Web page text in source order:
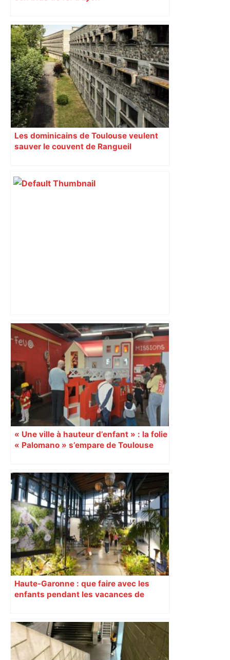
Les dominicains de Toulouse veulent
sauver le couvent de Rangueil
Au cœur du quotidien d'une infirmière
du CHU de Toulouse – Sud Radio
« Une ville à hauteur d’enfant » : la folie
« Palomano » s’empare de Toulouse
Haute-Garonne : que faire avec les
enfants pendant les vacances de